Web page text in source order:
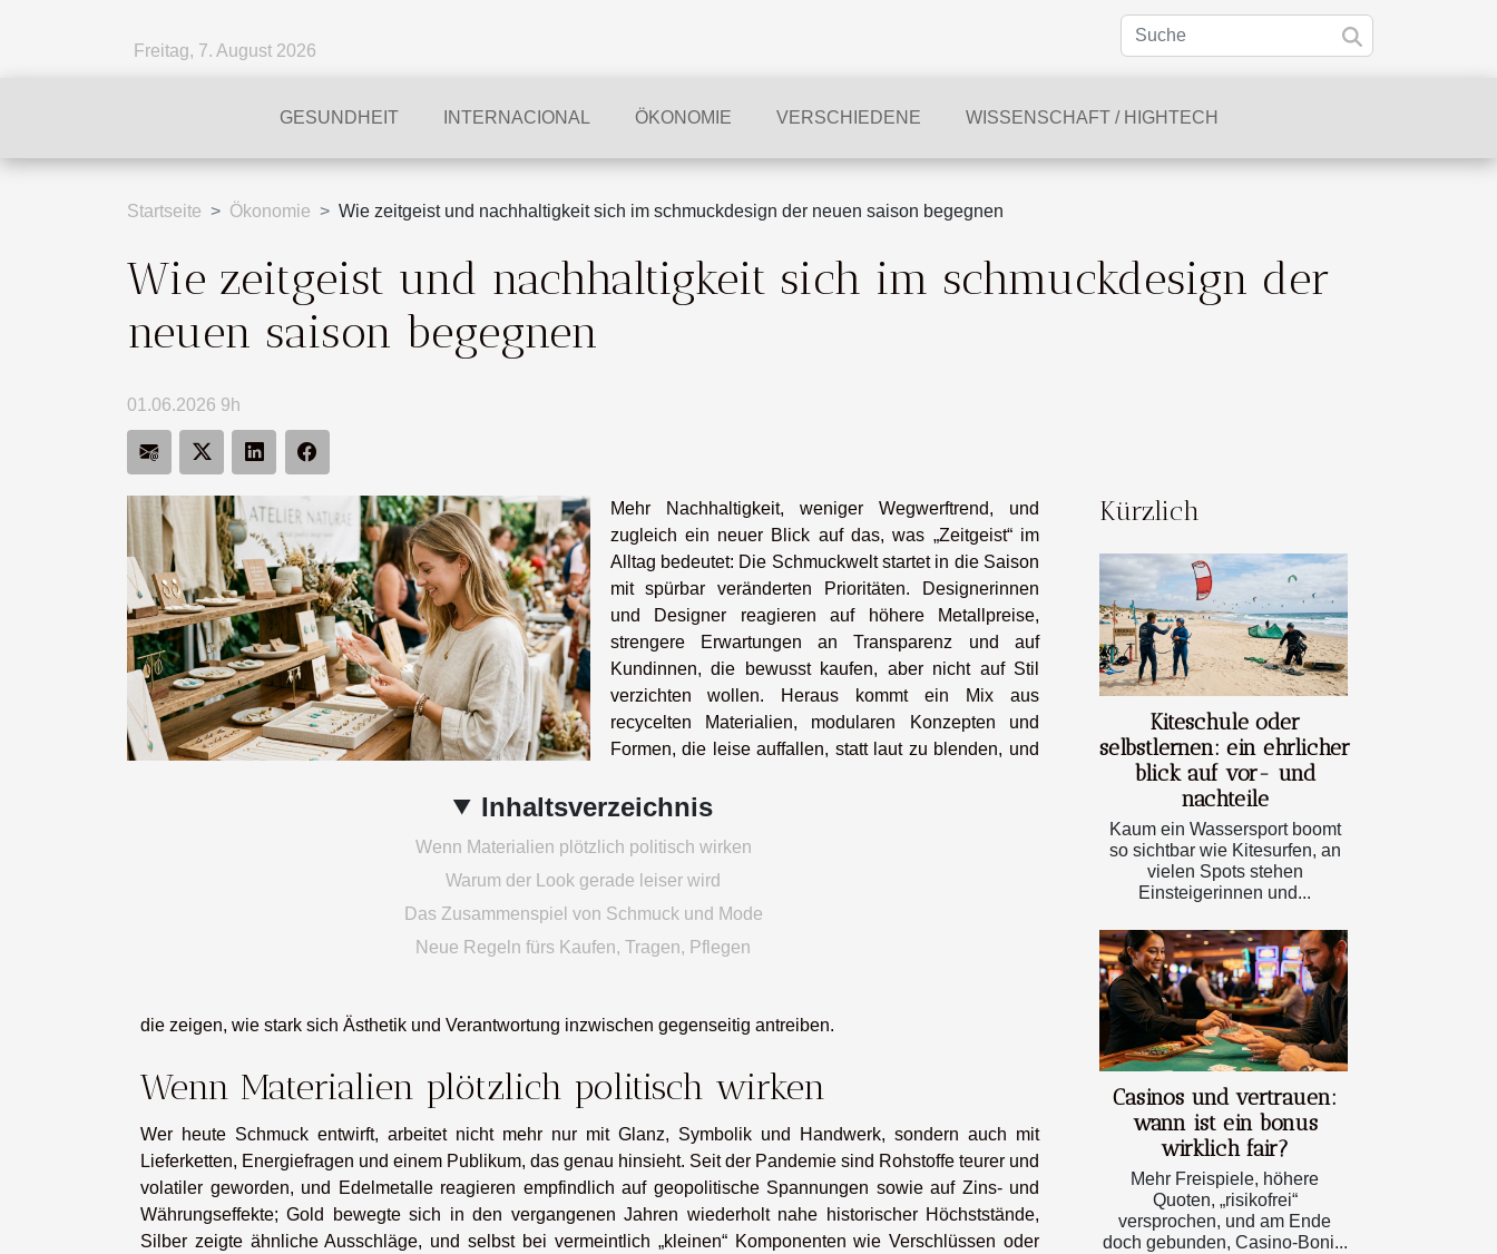
Freitag, 7. August 2026
GESUNDHEIT INTERNACIONAL ÖKONOMIE VERSCHIEDENE WISSENSCHAFT / HIGHTECH
Startseite Ökonomie Wie zeitgeist und nachhaltigkeit sich im schmuckdesign der neuen saison begegnen
Wie zeitgeist und nachhaltigkeit sich im schmuckdesign der
neuen saison begegnen
01.06.2026 9h
Inhaltsverzeichnis
Wenn Materialien plötzlich politisch wirken
Warum der Look gerade leiser wird
Das Zusammenspiel von Schmuck und Mode
Neue Regeln fürs Kaufen, Tragen, Pflegen
Mehr Nachhaltigkeit, weniger Wegwerftrend, und
zugleich ein neuer Blick auf das, was „Zeitgeist“ im
Alltag bedeutet: Die Schmuckwelt startet in die Saison
mit spürbar veränderten Prioritäten. Designerinnen
und Designer reagieren auf höhere Metallpreise,
strengere Erwartungen an Transparenz und auf
Kundinnen, die bewusst kaufen, aber nicht auf Stil
verzichten wollen. Heraus kommt ein Mix aus
recycelten Materialien, modularen Konzepten und
Formen, die leise auffallen, statt laut zu blenden, und
die zeigen, wie stark sich Ästhetik und Verantwortung inzwischen gegenseitig antreiben.
Wenn Materialien plötzlich politisch wirken
Wer heute Schmuck entwirft, arbeitet nicht mehr nur mit Glanz, Symbolik und Handwerk, sondern auch mit
Lieferketten, Energiefragen und einem Publikum, das genau hinsieht. Seit der Pandemie sind Rohstoffe teurer und
volatiler geworden, und Edelmetalle reagieren empfindlich auf geopolitische Spannungen sowie auf Zins- und
Währungseffekte; Gold bewegte sich in den vergangenen Jahren wiederholt nahe historischer Höchststände,
Silber zeigte ähnliche Ausschläge, und selbst bei vermeintlich „kleinen“ Komponenten wie Verschlüssen oder
Kürzlich
Kiteschule oder
selbstlernen: ein ehrlicher
blick auf vor- und
nachteile
Kaum ein Wassersport boomt
so sichtbar wie Kitesurfen, an
vielen Spots stehen
Einsteigerinnen und...
Casinos und vertrauen:
wann ist ein bonus
wirklich fair?
Mehr Freispiele, höhere
Quoten, „risikofrei“
versprochen, und am Ende
doch gebunden, Casino-Boni...